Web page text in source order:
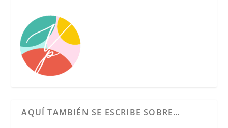
AQUÍ TAMBIÉN SE ESCRIBE SOBRE…